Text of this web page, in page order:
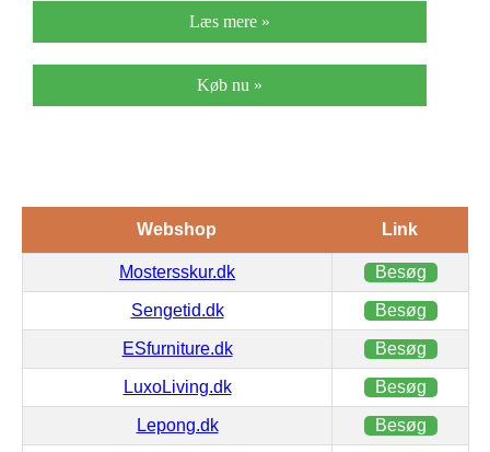
Læs mere »
Køb nu »
Webshop Link
Mostersskur.dk Besøg
Sengetid.dk Besøg
ESfurniture.dk Besøg
LuxoLiving.dk Besøg
Lepong.dk Besøg